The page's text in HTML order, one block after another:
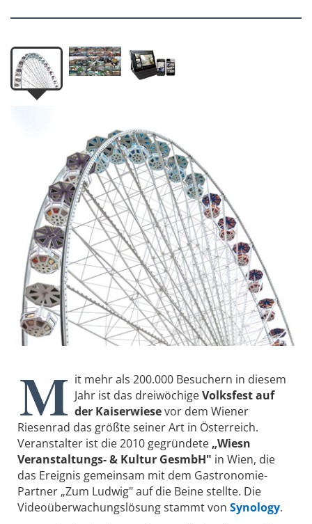
M it mehr als 200.000 Besuchern in diesem
Jahr ist das dreiwöchigeVolksfest auf
der Kaiserwiesevor dem Wiener
Riesenrad das größte seiner Art in Österreich.
Veranstalter ist die 2010 gegründete „Wiesn
Veranstaltungs- & Kultur GesmbH" in Wien, die
das Ereignis gemeinsam mit dem Gastronomie-
Partner „Zum Ludwig" auf die Beine stellte. Die
Videoüberwachungslösung stammt von Synology.